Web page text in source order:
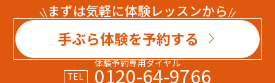
まずは気軽に体験レッスンから
手ぶら体験を予約する
体験予約専用ダイヤル
TEL
0120-64-9766